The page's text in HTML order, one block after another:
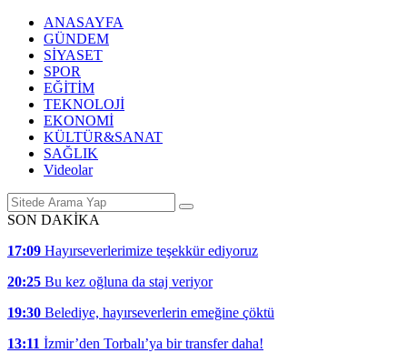
ANASAYFA
GÜNDEM
SİYASET
SPOR
EĞİTİM
TEKNOLOJİ
EKONOMİ
KÜLTÜR&SANAT
SAĞLIK
Videolar
SON DAKİKA
17:09 Hayırseverlerimize teşekkür ediyoruz
20:25 Bu kez oğluna da staj veriyor
19:30 Belediye, hayırseverlerin emeğine çöktü
13:11 İzmir’den Torbalı’ya bir transfer daha!